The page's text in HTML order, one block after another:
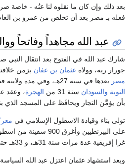
بعد ذلك وإن كان ما نقلوه لنا عنُه - خاصة
فعله بـ مصر بعد أن تخلص من عمرو بن العاص
عبد الله مجاهداً وفاتحاً
شارك عبد الله في الفتوح بعد انتقال النبي
جورار ربه، وولاه عثمان بن عفان بزمن
مصر بعدها في سنة 27هـ، وفي مدة ولايته فتح فتوحاً عظيمة في بلاد
النوبة والسودان سنة 31 من الهجرة، وعقد
بأن يؤمَّن التجار ويحافَظ على المسجد الذي
تولى بناء وقيادة الاسطول الإسلامي في
على البيزنطيين وأغرق 900 سفينة من اسطول
غزا إفريقية عدة مرات سنة 31هـ، و 33هـ حتى بلغ
وبعد استشهاد عثمان اعتزل عبد الله